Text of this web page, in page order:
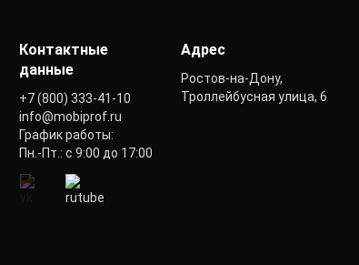
Контактные
данные
+7 (800) 333-41-10
info@mobiprof.ru
График работы:
Пн.-Пт.: с 9:00 до 17:00
Адрес
Ростов-на-Дону,
Троллейбусная улица, 6